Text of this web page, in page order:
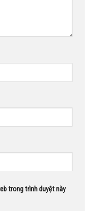
trong trình duyệt này